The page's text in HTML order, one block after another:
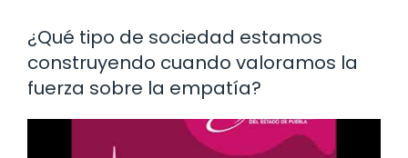
¿Qué tipo de sociedad estamos
construyendo cuando valoramos la
fuerza sobre la empatía?